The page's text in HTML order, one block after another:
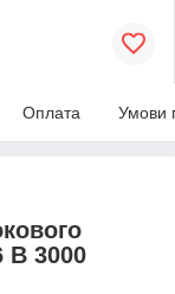
Оплата Умови
В 3000